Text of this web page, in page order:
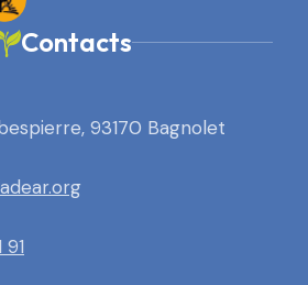
Contacts
93170 Bagnolet